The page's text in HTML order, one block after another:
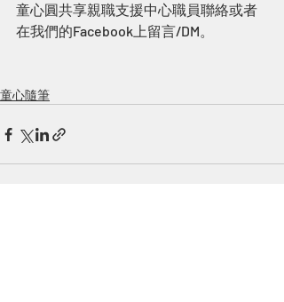
童心圓共享親職支援中心職員聯絡或者
在我們的Facebook上留言/DM。
童心隨筆